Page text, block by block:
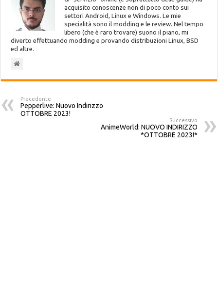
acquisito conoscenze non di poco conto sui
settori Android, Linux e Windows. Le mie
specialità sono il modding e le review. Nel tempo
libero (che è raro trovare) suono il piano, mi
diverto effettuando modding e provando distribuzioni Linux, BSD
ed altre.
Precedente
Pepperlive: Nuovo Indirizzo
OTTOBRE 2023!
Successivo
AnimeWorld: NUOVO INDIRIZZO
*OTTOBRE 2023!*